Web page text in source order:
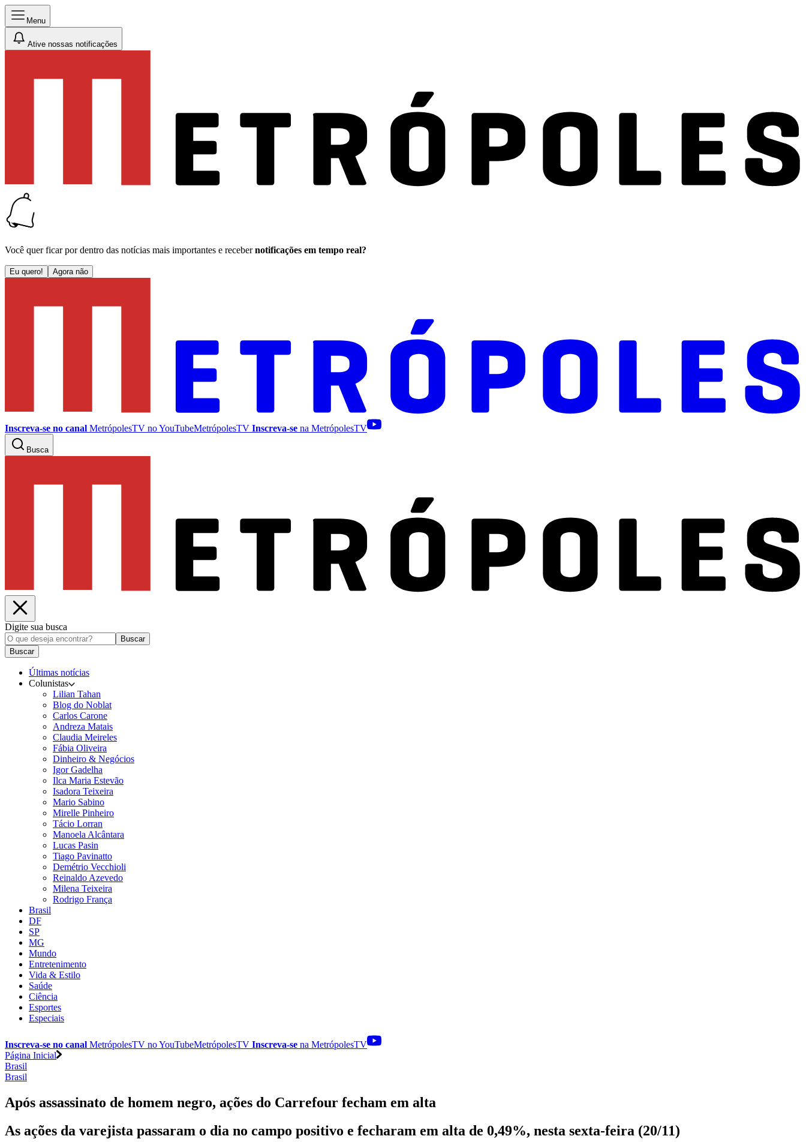
Menu
Ative nossas notificações
Você quer ficar por dentro das notícias mais importantes e receber notificações em tempo real?
Eu quero! Agora não
Inscreva-se no canal MetrópolesTV noYouTubeMetrópolesTV Inscreva-se na MetrópolesTV
Busca
Digite sua busca
Buscar
Buscar
Últimas notícias
Colunistas
Lilian Tahan
Blog do Noblat
Carlos Carone
Andreza Matais
Claudia Meireles
Fábia Oliveira
Dinheiro & Negócios
Igor Gadelha
Ilca Maria Estevão
Isadora Teixeira
Mario Sabino
Mirelle Pinheiro
Tácio Lorran
Manoela Alcântara
Lucas Pasin
Tiago Pavinatto
Demétrio Vecchioli
Reinaldo Azevedo
Milena Teixeira
Rodrigo França
Brasil
DF
SP
MG
Mundo
Entretenimento
Vida & Estilo
Saúde
Ciência
Esportes
Especiais
Inscreva-se no canal MetrópolesTV noYouTubeMetrópolesTV Inscreva-se na MetrópolesTV
Página Inicial
Brasil
Brasil
Após assassinato de homem negro, ações do Carrefour fecham em alta
As ações da varejista passaram o dia no campo positivo e fecharam em alta de 0,49%, nesta sexta-feira (20/11)